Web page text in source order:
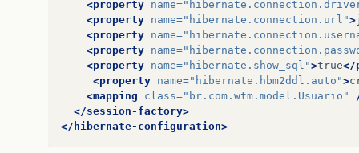
<property name=
<property name="hibernate.connection.url">
<property name=
<property name=
<property name="hibernate.show_sql">true</
<property name="hibernate.hbm2ddl.auto">
<mapping
class="br.com.wtm.model.Usuario"
</session-factory>
</hibernate-configuration>